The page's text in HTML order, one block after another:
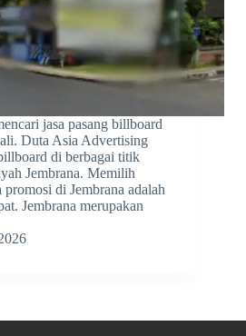
jasa pasang billboard
Duta Asia Advertising
di berbagai titik
Jembrana. Memilih
di Jembrana adalah
Jembrana merupakan